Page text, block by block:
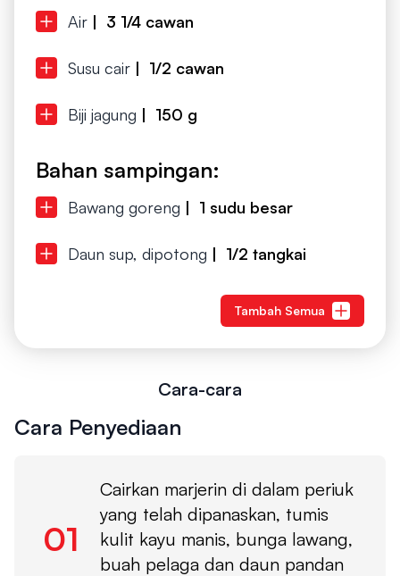
Air | 3 1/4 cawan
Susu cair | 1/2 cawan
Biji jagung | 150 g
Bahan sampingan:
Bawang goreng | 1 sudu besar
Daun sup, dipotong | 1/2 tangkai
Tambah Semua
Cara-cara
Cara Penyediaan
01
Cairkan marjerin di dalam periuk
yang telah dipanaskan, tumis
kulit kayu manis, bunga lawang,
buah pelaga dan daun pandan